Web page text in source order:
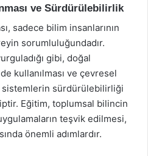
ve Sürdürülebilirlik
sadece bilim insanlarının
sorumluluğundadır.
gibi, doğal
kullanılması ve çevresel
sistemlerin sürdürülebilirliği
Eğitim, toplumsal bilincin
teşvik edilmesi,
önemli adımlardır.